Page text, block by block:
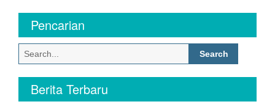
Pencarian
Search
for:
Berita Terbaru